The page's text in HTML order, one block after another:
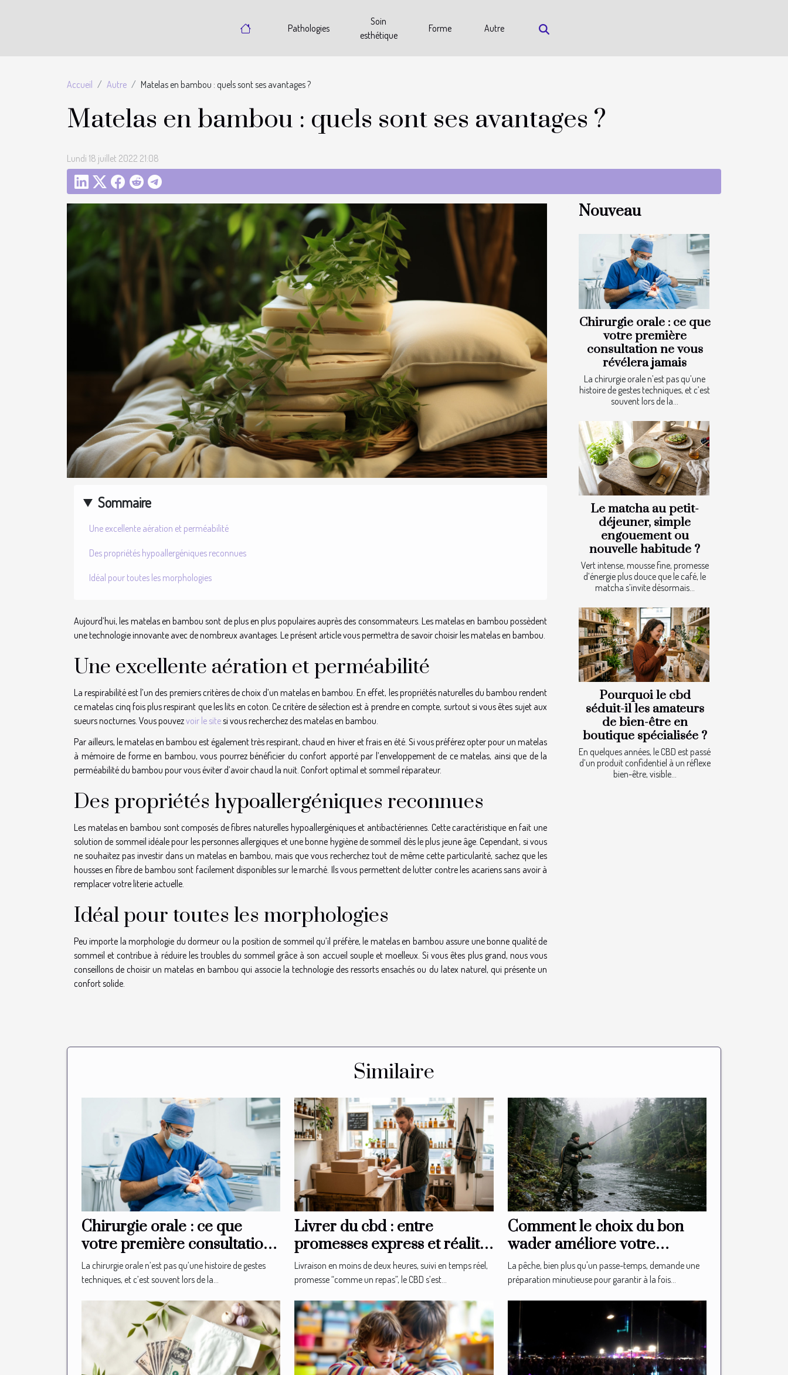
Pathologies
Soin
esthétique
Forme Autre
Accueil Autre Matelas en bambou : quels sont ses avantages ?
Matelas en bambou : quels sont ses avantages ?
Lundi 18 juillet 2022 21:08
Sommaire
Une excellente aération et perméabilité
Des propriétés hypoallergéniques reconnues
Idéal pour toutes les morphologies
Aujourd’hui, les matelas en bambou sont de plus en plus populaires auprès des consommateurs. Les matelas en bambou possèdent
une technologie innovante avec de nombreux avantages. Le présent article vous permettra de savoir choisir les matelas en bambou.
Une excellente aération et perméabilité
La respirabilité est l’un des premiers critères de choix d’un matelas en bambou. En effet, les propriétés naturelles du bambou rendent
ce matelas cinq fois plus respirant que les lits en coton. Ce critère de sélection est à prendre en compte, surtout si vous êtes sujet aux
sueurs nocturnes. Vous pouvezvoir le sitesi vous recherchez des matelas en bambou.
Par ailleurs, le matelas en bambou est également très respirant, chaud en hiver et frais en été. Si vous préférez opter pour un matelas
à mémoire de forme en bambou, vous pourrez bénéficier du confort apporté par l’enveloppement de ce matelas, ainsi que de la
perméabilité du bambou pour vous éviter d’avoir chaud la nuit. Confort optimal et sommeil réparateur.
Des propriétés hypoallergéniques reconnues
Les matelas en bambou sont composés de fibres naturelles hypoallergéniques et antibactériennes. Cette caractéristique en fait une
solution de sommeil idéale pour les personnes allergiques et une bonne hygiène de sommeil dès le plus jeune âge. Cependant, si vous
ne souhaitez pas investir dans un matelas en bambou, mais que vous recherchez tout de même cette particularité, sachez que les
housses en fibre de bambou sont facilement disponibles sur le marché. Ils vous permettent de lutter contre les acariens sans avoir à
remplacer votre literie actuelle.
Idéal pour toutes les morphologies
Peu importe la morphologie du dormeur ou la position de sommeil qu’il préfère, le matelas en bambou assure une bonne qualité de
sommeil et contribue à réduire les troubles du sommeil grâce à son accueil souple et moelleux. Si vous êtes plus grand, nous vous
conseillons de choisir un matelas en bambou qui associe la technologie des ressorts ensachés ou du latex naturel, qui présente un
confort solide.
Nouveau
Chirurgie orale : ce que
votre première
consultation ne vous
révélera jamais
La chirurgie orale n’est pas qu’une
histoire de gestes techniques, et c’est
souvent lors de la...
Le matcha au petit-
déjeuner, simple
engouement ou
nouvelle habitude ?
Vert intense, mousse fine, promesse
d’énergie plus douce que le café, le
matcha s’invite désormais...
Pourquoi le cbd
séduit-il les amateurs
de bien-être en
boutique spécialisée ?
En quelques années, le CBD est passé
d’un produit confidentiel à un réflexe
bien-être, visible...
Similaire
Chirurgie orale : ce que
votre première consultation
ne vous révélera jamais
La chirurgie orale n’est pas qu’une histoire de gestes
techniques, et c’est souvent lors de la...
Livrer du cbd : entre
promesses express et réalité
logistique en boutique
Livraison en moins de deux heures, suivi en temps réel,
promesse “comme un repas”, le CBD s’est...
Comment le choix du bon
wader améliore votre
expérience de pêche ?
La pêche, bien plus qu'un passe-temps, demande une
préparation minutieuse pour garantir à la fois...